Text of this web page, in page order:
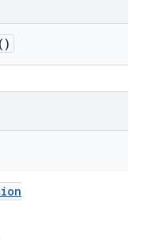
()